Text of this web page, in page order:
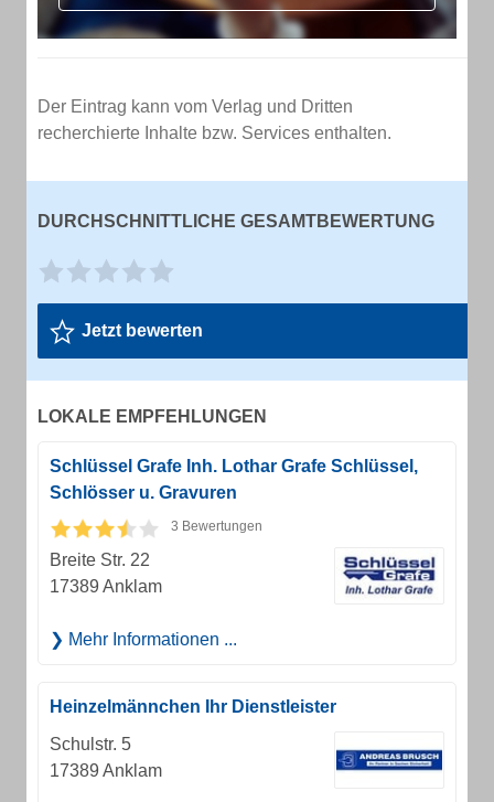
Der Eintrag kann vom Verlag und Dritten
recherchierte Inhalte bzw. Services enthalten.
DURCHSCHNITTLICHE GESAMTBEWERTUNG
Jetzt bewerten
LOKALE EMPFEHLUNGEN
Schlüssel Grafe Inh. Lothar Grafe Schlüssel,
Schlösser u. Gravuren
3 Bewertungen
Breite Str. 22
17389 Anklam
Mehr Informationen ...
Heinzelmännchen Ihr Dienstleister
Schulstr. 5
17389 Anklam